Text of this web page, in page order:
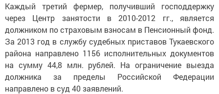
Каждый третий фермер, получивший господдержку
через Центр занятости в 2010-2012 гг., является
должником по страховым взносам в Пенсионный фонд.
За 2013 год в службу судебных приставов Тукаевского
района направлено 1156 исполнительных документов
на сумму 44,8 млн. рублей. На ограничение выезда
должника за пределы Российской Федерации
направлено в суд 40 заявлений.